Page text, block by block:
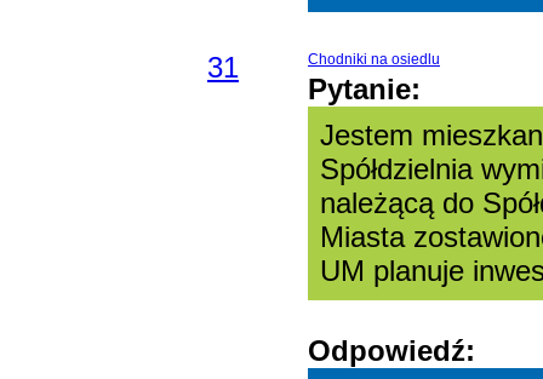
31 Chodniki na osiedlu
Pytanie:
Jestem
Spółdzielnia
należącą do
Miasta
UM planuje
Odpowiedź: